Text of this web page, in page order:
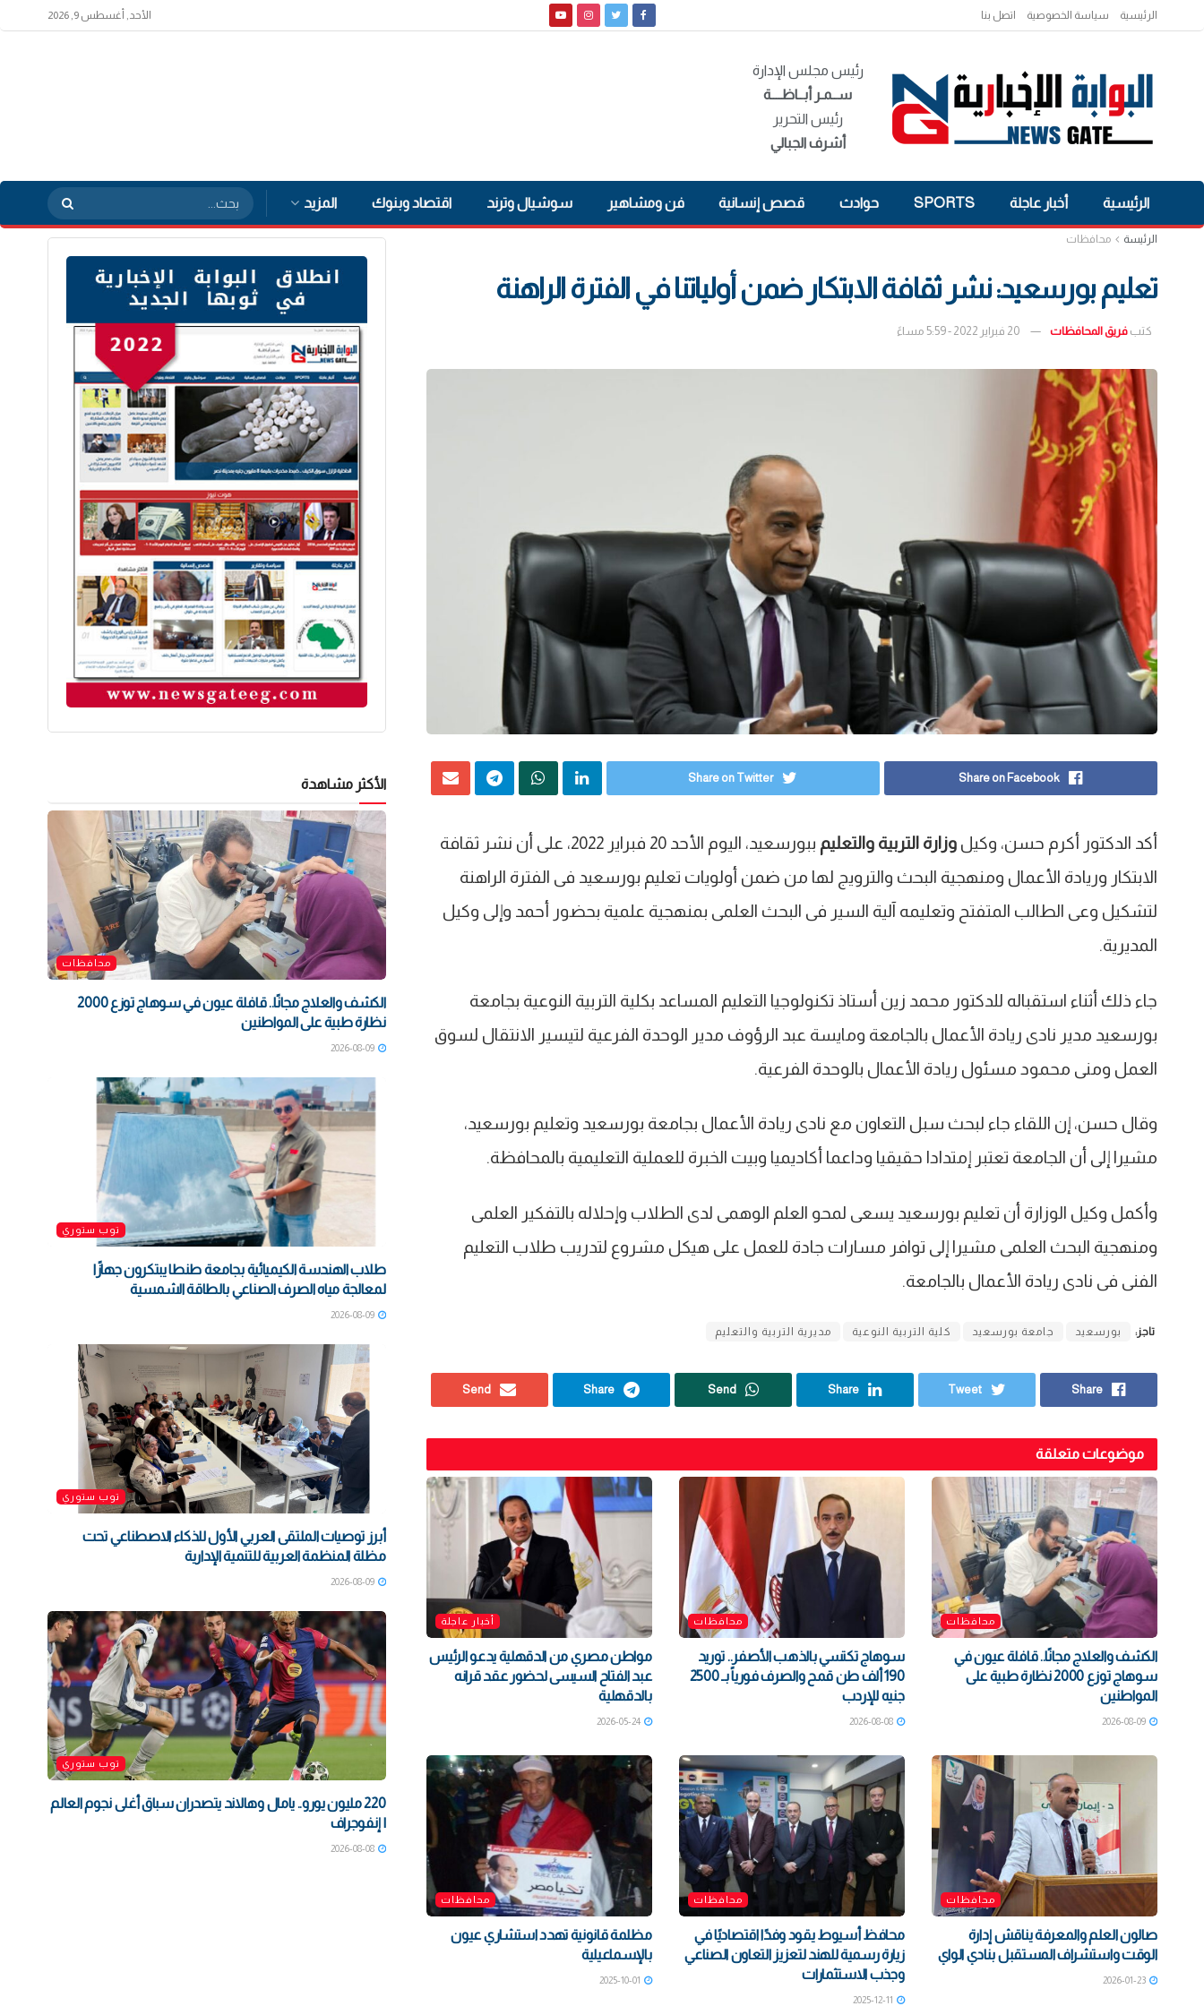
الرئيسية سياسة الخصوصية اتصل بنا الأحد, أغسطس 9, 2026
رئيس مجلس الإدارة
ســمـر أبــاظــــة
رئيس التحرير
أشرف الجبالي
الرئيسية أخبار عاجلة SPORTS حوادث قصص إنسانية فن ومشاهير سوشيال وترند اقتصاد وبنوك المزيد
الرئيسة محافظات
تعليم بورسعيد: نشر ثقافة الابتكار ضمن أولياتنا في الفترة الراهنة
كتب فريق المحافظات 20 فبراير 2022 - 5:59 مساءً
Share on Facebook
Share on Twitter
أكد الدكتور أكرم حسن، وكيلوزارة التربية والتعليم
ببورسعيد، اليوم الأحد 20 فبراير 2022، على أن نشر ثقافة
الابتكار وريادة الأعمال ومنهجية البحث والترويج لها من ضمن أولويات تعليم ‏بورسعيد فى الفترة الراهنة
لتشكيل وعى الطالب المتفتح وتعليمه آلية السير فى البحث العلمى بمنهجية علمية بحضور أحمد وإلى وكيل
المديرية.‏
جاء ذلك أثناء استقباله للدكتور محمد زين أستاذ تكنولوجيا التعليم المساعد بكلية التربية النوعية بجامعة
بورسعيد مدير نادى ريادة الأعمال بالجامعة ومايسة عبد ‏الرؤوف مدير الوحدة الفرعية لتيسير الانتقال لسوق
العمل ومنى محمود مسئول ريادة الأعمال بالوحدة الفرعية.‏
وقال حسن، إن اللقاء جاء لبحث سبل التعاون مع نادى ريادة الأعمال بجامعة بورسعيد وتعليم بورسعيد،
مشيرا إلى أن الجامعة تعتبر إمتدادا حقيقيا وداعما ‏أكاديميا وبيت الخبرة للعملية التعليمية بالمحافظة.‏
وأكمل وكيل الوزارة أن تعليم بورسعيد يسعى لمحو العلم الوهمى لدى الطلاب وإحلاله بالتفكير العلمى
ومنهجية البحث العلمى مشيرا إلى توافر مسارات جادة ‏للعمل على هيكل مشروع لتدريب طلاب التعليم
الفنى فى نادى ريادة الأعمال بالجامعة.‏
تاجز: بورسعيد جامعة بورسعيد كلية التربية النوعية مديرية التربية والتعليم
Share
Tweet
Share
Send
Share
Send
موضوعات متعلقة
محافظات
الكشف والعلاج مجانًا.. قافلة عيون في
سوهاج توزع 2000 نظارة طبية على
المواطنين
2026-08-09
محافظات
سوهاج تكتسي بالذهب الأصفر.. توريد
190 ألف طن قمح والصرف فورياً بـ 2500
جنيه للإردب
2026-08-08
أخبار عاجلة
مواطن مصري من الدقهلية يدعو الرئيس
عبد الفتاح السيسى لحضور عقد قرانه
بالدقهلية
2026-05-24
محافظات
صالون العلم والمعرفة يناقش إدارة
الوقت واستشراف المستقبل بنادي الواي
2026-01-23
محافظات
محافظ أسيوط يقود وفدًا اقتصاديًا في
زيارة رسمية للهند لتعزيز التعاون الصناعي
وجذب الاستثمارات
محافظات
مظلمة قانونية تهدد استشاري عيون
بالإسماعيلية
الأكثر مشاهدة
محافظات
الكشف والعلاج مجانًا.. قافلة عيون في سوهاج توزع 2000
نظارة طبية على المواطنين
2026-08-09
توب ستوري
طلاب الهندسة الكيميائية بجامعة طنطا يبتكرون جهازًا
لمعالجة مياه الصرف الصناعي بالطاقة الشمسية
2026-08-09
توب ستوري
أبرز توصيات الملتقى العربي الأول للذكاء الاصطناعي تحت
مظلة المنظمة العربية للتنمية الإدارية
2026-08-09
توب ستوري
220 مليون يورو.. يامال وهالاند يتصدران سباق أغلى نجوم العالم
| إنفوجراف
2026-08-08